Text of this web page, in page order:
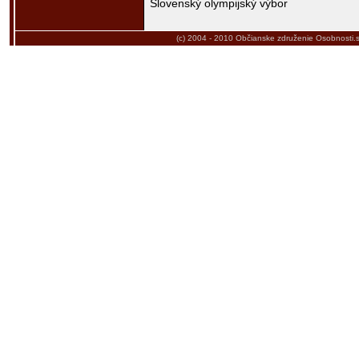
Slovenský olympijský výbor
(c) 2004 - 2010 Občianske združenie